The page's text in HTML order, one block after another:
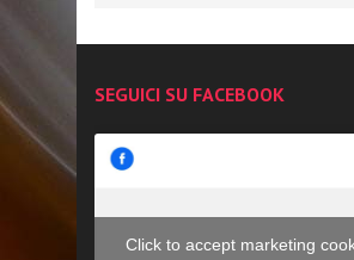
SEGUICI SU FACEBOOK
Click to accept marketing